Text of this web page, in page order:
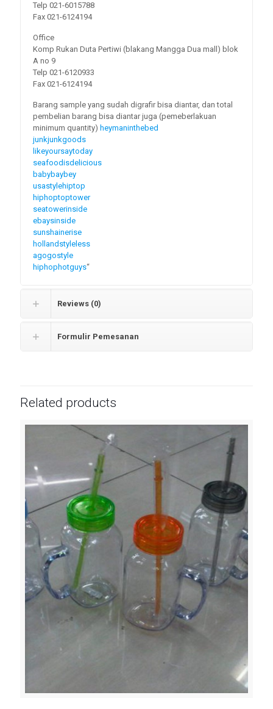
Telp 021-6015788
Fax 021-6124194
Office
Komp Rukan Duta Pertiwi (blakang Mangga Dua mall) blok
A no 9
Telp 021-6120933
Fax 021-6124194
Barang sample yang sudah digrafir bisa diantar, dan total
pembelian barang bisa diantar juga (pemeberlakuan
minimum quantity) heymaninthebed
junkjunkgoods
likeyoursaytoday
seafoodisdelicious
babybaybey
usastylehiptop
hiphoptoptower
seatowerinside
ebaysinside
sunshainerise
hollandstyleless
agogostyle
hiphophotguys“
Reviews (0)
Formulir Pemesanan
Related products